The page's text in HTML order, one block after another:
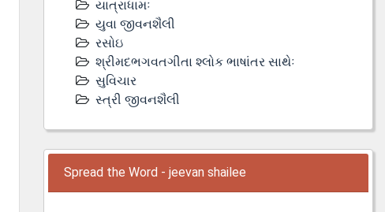
યાત્રાધામઃ
યુવા જીવનશૈલી
રસોઇ
શ્રીમદભગવતગીતા શ્લોક ભાષાંતર સાથેઃ
સુવિચાર
સ્ત્રી જીવનશૈલી
Spread the Word - jeevan shailee